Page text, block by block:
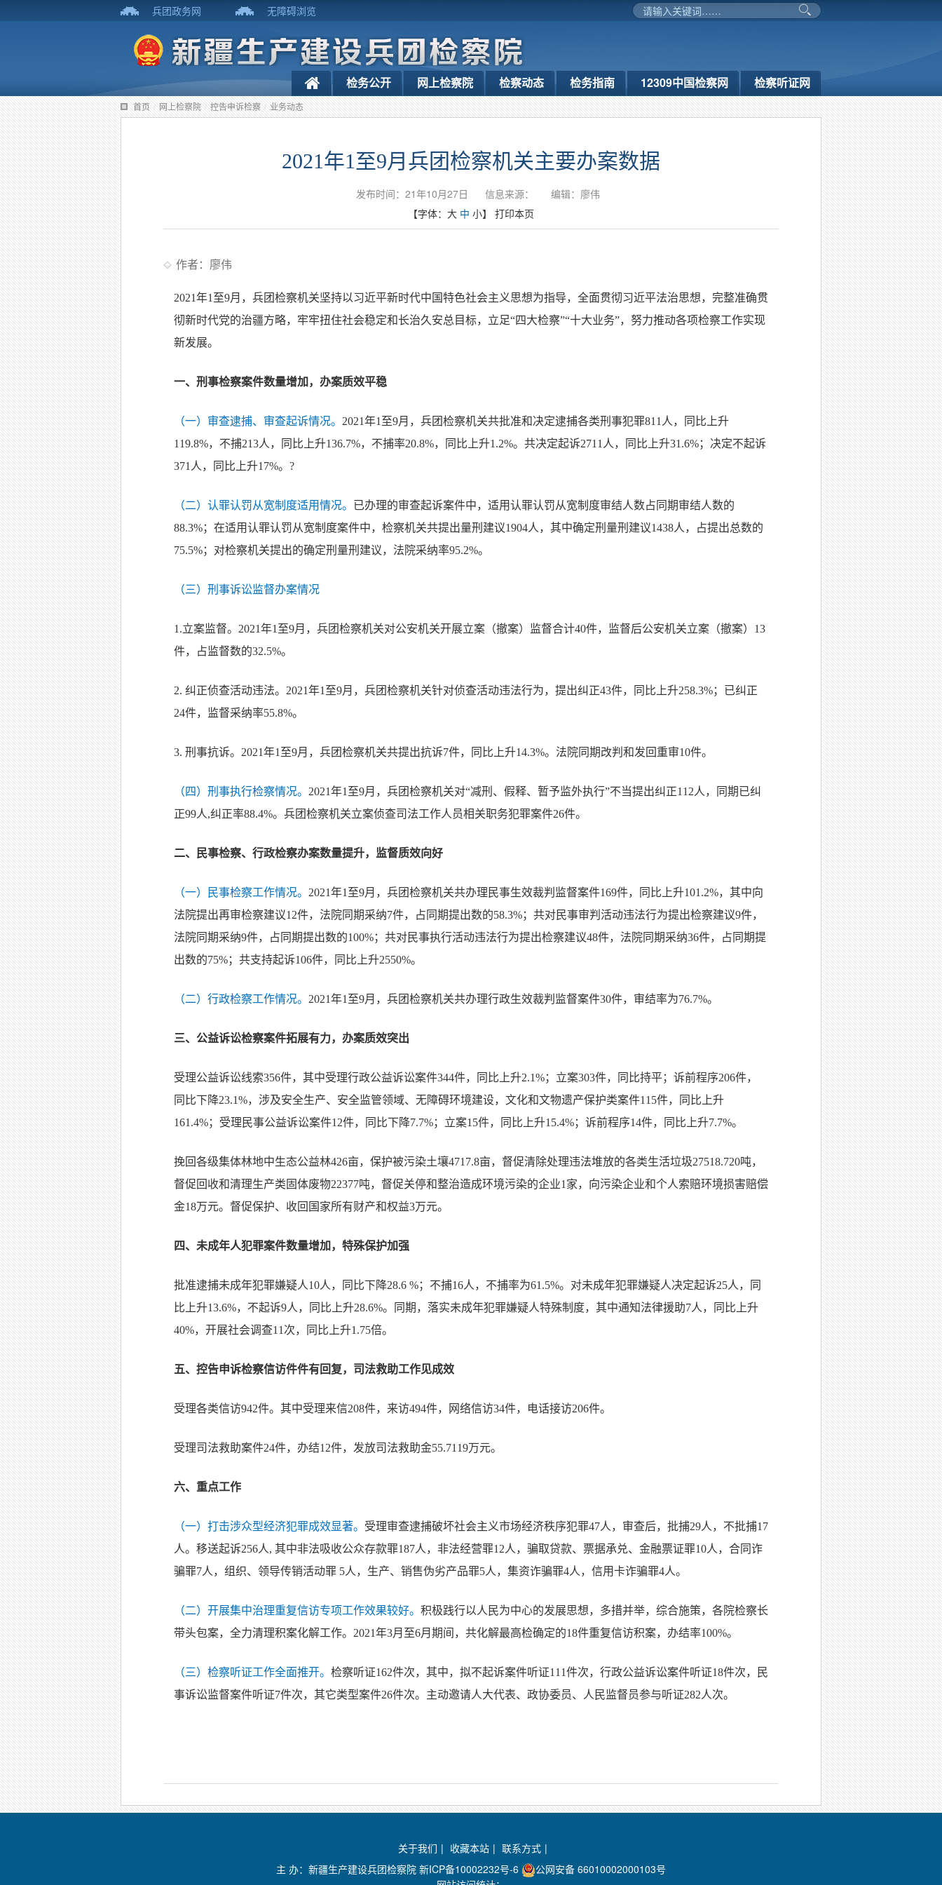
兵团政务网 无障碍浏览
检务公开 网上检察院 检察动态 检务指南 12309中国检察网 检察听证网
首页 / 网上检察院 / 控告申诉检察 / 业务动态
2021年1至9月兵团检察机关主要办案数据
发布时间：21年10月27日 信息来源：
编辑：廖伟
【字体： 大 中 小】 打印本页
作者：廖伟
2021年1至9月，兵团检察机关坚持以习近平新时代中国特色社会主义思想为指导，全面贯彻习近平法治思想，完整准确贯
彻新时代党的治疆方略，牢牢扭住社会稳定和长治久安总目标，立足“四大检察”“十大业务”，努力推动各项检察工作实现
新发展。
一、刑事检察案件数量增加，办案质效平稳
（一）审查逮捕、审查起诉情况。 2021年1至9月，兵团检察机关共批准和决定逮捕各类刑事犯罪811人，同比上升
119.8%，不捕213人，同比上升136.7%，不捕率20.8%，同比上升1.2%。共决定起诉2711人，同比上升31.6%；决定不起诉
371人，同比上升17%。?
（二）认罪认罚从宽制度适用情况。
已办理的审查起诉案件中，适用认罪认罚从宽制度审结人数占同期审结人数的
88.3%；在适用认罪认罚从宽制度案件中，检察机关共提出量刑建议1904人，其中确定刑量刑建议1438人，占提出总数的
75.5%；对检察机关提出的确定刑量刑建议，法院采纳率95.2%。
（三）刑事诉讼监督办案情况
1.立案监督。2021年1至9月，兵团检察机关对公安机关开展立案（撤案）监督合计40件，监督后公安机关立案（撤案）13
件，占监督数的32.5%。
2. 纠正侦查活动违法。2021年1至9月，兵团检察机关针对侦查活动违法行为，提出纠正43件，同比上升258.3%；已纠正
24件，监督采纳率55.8%。
3. 刑事抗诉。2021年1至9月，兵团检察机关共提出抗诉7件，同比上升14.3%。法院同期改判和发回重审10件。
（四）刑事执行检察情况。 2021年1至9月，兵团检察机关对“减刑、假释、暂予监外执行”不当提出纠正112人，同期已纠
正99人,纠正率88.4%。兵团检察机关立案侦查司法工作人员相关职务犯罪案件26件。
二、民事检察、行政检察办案数量提升，监督质效向好
（一）民事检察工作情况。 2021年1至9月，兵团检察机关共办理民事生效裁判监督案件169件，同比上升101.2%，其中向
法院提出再审检察建议12件，法院同期采纳7件，占同期提出数的58.3%；共对民事审判活动违法行为提出检察建议9件，
法院同期采纳9件，占同期提出数的100%；共对民事执行活动违法行为提出检察建议48件，法院同期采纳36件，占同期提
出数的75%；共支持起诉106件，同比上升2550%。
（二）行政检察工作情况。 2021年1至9月，兵团检察机关共办理行政生效裁判监督案件30件，审结率为76.7%。
三、公益诉讼检察案件拓展有力，办案质效突出
受理公益诉讼线索356件，其中受理行政公益诉讼案件344件，同比上升2.1%；立案303件，同比持平；诉前程序206件，
同比下降23.1%，涉及安全生产、安全监管领域、无障碍环境建设，文化和文物遗产保护类案件115件，同比上升
161.4%；受理民事公益诉讼案件12件，同比下降7.7%；立案15件，同比上升15.4%；诉前程序14件，同比上升7.7%。
挽回各级集体林地中生态公益林426亩，保护被污染土壤4717.8亩，督促清除处理违法堆放的各类生活垃圾27518.720吨，
督促回收和清理生产类固体废物22377吨，督促关停和整治造成环境污染的企业1家，向污染企业和个人索赔环境损害赔偿
金18万元。督促保护、收回国家所有财产和权益3万元。
四、未成年人犯罪案件数量增加，特殊保护加强
批准逮捕未成年犯罪嫌疑人10人，同比下降28.6 %；不捕16人，不捕率为61.5%。对未成年犯罪嫌疑人决定起诉25人，同
比上升13.6%，不起诉9人，同比上升28.6%。同期，落实未成年犯罪嫌疑人特殊制度，其中通知法律援助7人，同比上升
40%，开展社会调查11次，同比上升1.75倍。
五、控告申诉检察信访件件有回复，司法救助工作见成效
受理各类信访942件。其中受理来信208件，来访494件，网络信访34件，电话接访206件。
受理司法救助案件24件，办结12件，发放司法救助金55.7119万元。
六、重点工作
（一）打击涉众型经济犯罪成效显著。 受理审查逮捕破坏社会主义市场经济秩序犯罪47人，审查后，批捕29人，不批捕17
人。移送起诉256人, 其中非法吸收公众存款罪187人，非法经营罪12人，骗取贷款、票据承兑、金融票证罪10人，合同诈
骗罪7人，组织、领导传销活动罪 5人，生产、销售伪劣产品罪5人，集资诈骗罪4人，信用卡诈骗罪4人。
（二）开展集中治理重复信访专项工作效果较好。 积极践行以人民为中心的发展思想，多措并举，综合施策，各院检察长
带头包案，全力清理积案化解工作。2021年3月至6月期间，共化解最高检确定的18件重复信访积案，办结率100%。
（三）检察听证工作全面推开。 检察听证162件次，其中，拟不起诉案件听证111件次，行政公益诉讼案件听证18件次，民
事诉讼监督案件听证7件次，其它类型案件26件次。主动邀请人大代表、政协委员、人民监督员参与听证282人次。
关于我们 | 收藏本站 | 联系方式 |
主 办：新疆生产建设兵团检察院 新ICP备10002232号-6
公网安备 66010002000103号